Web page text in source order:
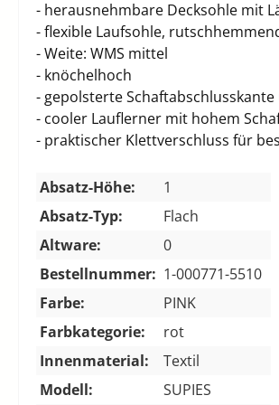
- herausnehmbare Decksohle mit
- flexible Laufsohle,
- Weite: WMS mittel
- knöchelhoch
- gepolsterte Schaftabschlusskante
- cooler Lauflerner mit hohem
- praktischer Klettverschluss für
Absatz-Höhe:
1
Absatz-Typ:
Flach
Altware:
0
Bestellnummer: 1-000771-5510
Farbe:
PINK
Farbkategorie:
rot
Innenmaterial:
Textil
Modell:
SUPIES